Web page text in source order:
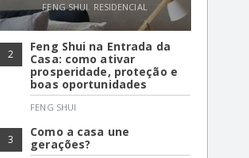
FENG SHUI, RESIDENCIAL
2
Feng Shui na Entrada da
Casa: como ativar
prosperidade, proteção e
boas oportunidades
FENG SHUI
3
Como a casa une
gerações?